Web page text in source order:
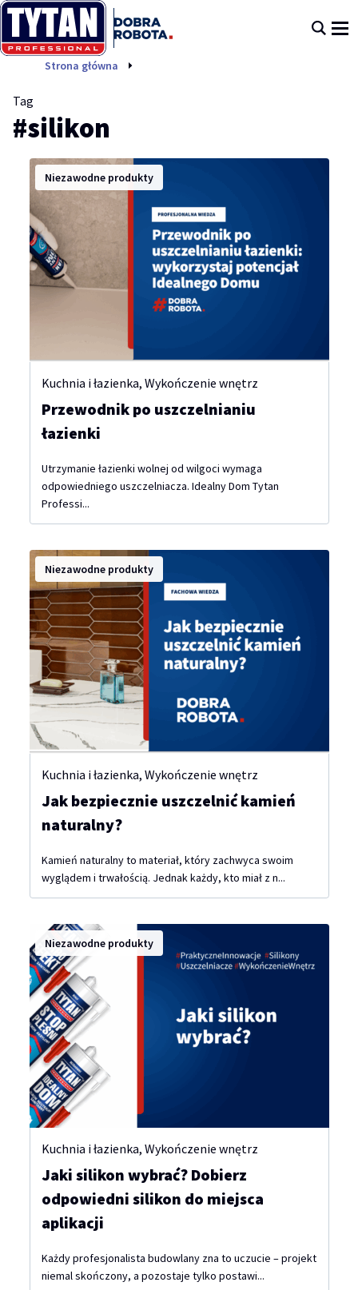
Strona główna
Tag
#silikon
Niezawodne produkty
Kuchnia i łazienka, Wykończenie wnętrz
Przewodnik po uszczelnianiu
łazienki
Utrzymanie łazienki wolnej od wilgoci wymaga
odpowiedniego uszczelniacza. Idealny Dom Tytan
Professi...
Niezawodne produkty
Kuchnia i łazienka, Wykończenie wnętrz
Jak bezpiecznie uszczelnić kamień
naturalny?
Kamień naturalny to materiał, który zachwyca swoim
wyglądem i trwałością. Jednak każdy, kto miał z n...
Niezawodne produkty
Kuchnia i łazienka, Wykończenie wnętrz
Jaki silikon wybrać? Dobierz
odpowiedni silikon do miejsca
aplikacji
Każdy profesjonalista budowlany zna to uczucie – projekt
niemal skończony, a pozostaje tylko postawi...